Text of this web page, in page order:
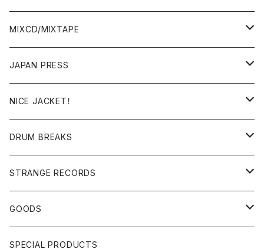
BREAKS/MEGAMIX/CUT UP
RE-EDIT/DJ TOOLS
MIXCD/MIXTAPE
MIXCD
日本語ラップ
JAPANESE DJ
MIXTAPE
JAPAN PRESS
LP(+ OBI)
7"/12"
NICE JACKET！
DONUTS 45
GIRLS
HIPHOP CLASSIC GALLERY
日本語ラップ CLASSIC GALLERY
DRUM BREAKS
US/UK/OTHERS
JAPANESE
STRANGE RECORDS
DRUM DRUM DRUM/KARAOKE
パチソン/AUDIO CHECK/LIBRARY
GOODS
BOOK
SPECIAL PRODUCTS